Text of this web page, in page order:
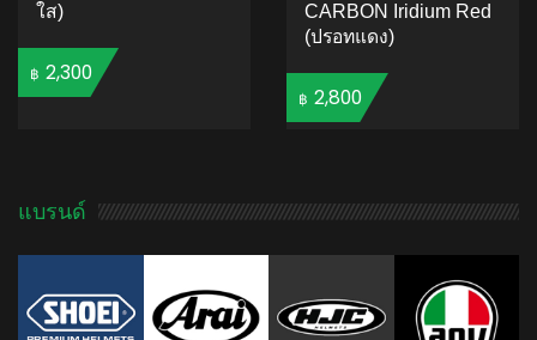
ใส)
฿ 2,300
CARBON Iridium Red
(ปรอทแดง)
฿ 2,800
แบรนด์